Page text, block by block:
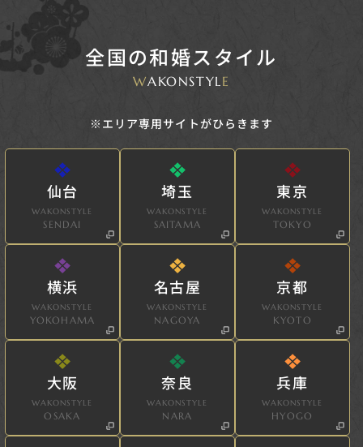
全国の和婚スタイル
WAKONSTYLE
※エリア専用サイトがひらきます
仙台
WAKONSTYLE
SENDAI
埼玉
WAKONSTYLE
SAITAMA
東京
WAKONSTYLE
TOKYO
横浜
WAKONSTYLE
YOKOHAMA
名古屋
WAKONSTYLE
NAGOYA
京都
WAKONSTYLE
KYOTO
大阪
WAKONSTYLE
OSAKA
奈良
WAKONSTYLE
NARA
兵庫
WAKONSTYLE
HYOGO